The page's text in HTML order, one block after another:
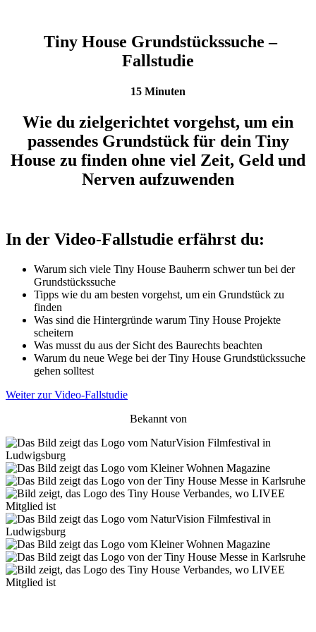
Tiny House Grundstückssuche –
Fallstudie
15 Minuten
Wie du zielgerichtet vorgehst, um ein
passendes Grundstück für dein Tiny
House zu finden ohne viel Zeit, Geld und
Nerven aufzuwenden
In der Video-Fallstudie erfährst du:
Warum sich viele Tiny House Bauherrn schwer tun bei der
Grundstückssuche
Tipps wie du am besten vorgehst, um ein Grundstück zu
finden
Was sind die Hintergründe warum Tiny House Projekte
scheitern
Was musst du aus der Sicht des Baurechts beachten
Warum du neue Wege bei der Tiny House Grundstückssuche
gehen solltest
Weiter zur Video-Fallstudie
Bekannt von